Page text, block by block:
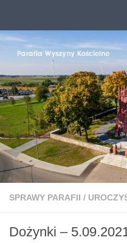
SPRAWY PARAFII /
Dożynki –